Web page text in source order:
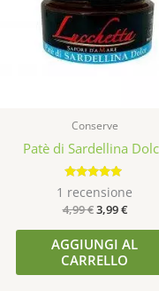
Conserve
Patè di Sardellina
Valutato
5.00
su 5
1 recensione
4,99€3,99€
AGGIUNGI AL
CARRELLO